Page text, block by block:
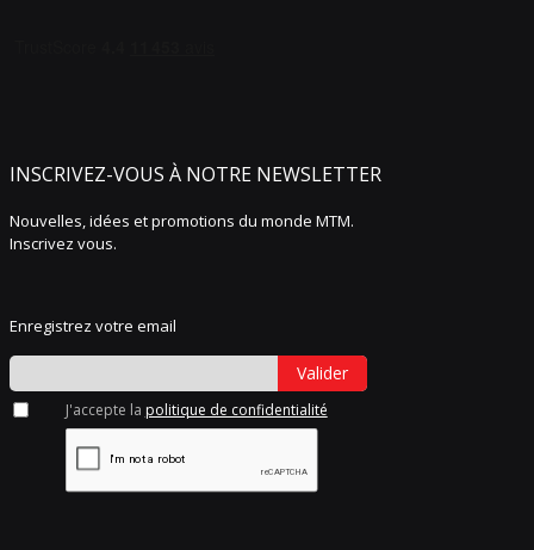
INSCRIVEZ-VOUS À NOTRE NEWSLETTER
Nouvelles, idées et promotions du monde MTM.
Inscrivez vous.
Enregistrez votre email
Valider
J'accepte la politique de confidentialité